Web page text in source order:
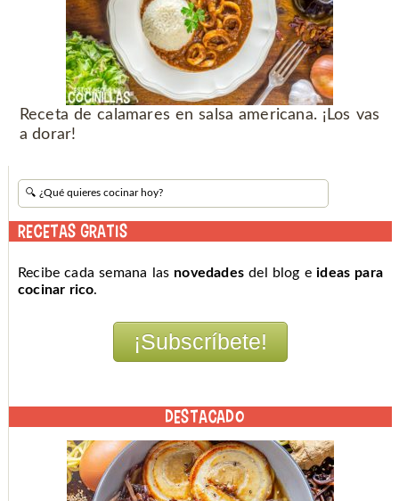
Receta de calamares en salsa americana. ¡Los vas
a dorar!
RECETAS GRATIS
Recibe cada semana las novedades del blog eideas para
cocinar rico.
DESTACADO